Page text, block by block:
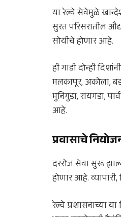
या रेल्वे सेवेमुळे
सुरत परिसरातील
सोयीचे होणार आहे.
ही गाडी दोन्ही
मलकापूर, अकोला,
मुनिगुडा, रायगडा,
आहे.
प्रवासाचे
दररोज सेवा सुरू
होणार आहे.
रेल्वे प्रशासनाच्या